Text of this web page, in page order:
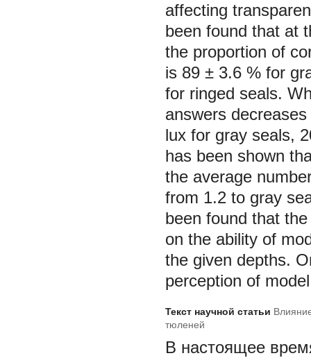
affecting
been found that at
the proportion of
is 89 ± 3.6 % for
for ringed seals.
answers
lux for gray seals,
has been shown
the average
from 1.2 to gray
been found that
on the ability of
the given depths.
perception of
Текст научной статьи
тюленей
В настоящее